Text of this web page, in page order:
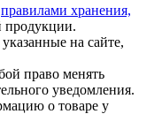
правилами хранения,
продукции.
на сайте,
право менять
уведомления.
о товаре у